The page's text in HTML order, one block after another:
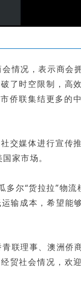
情况，表示商会
了时空限制，高
侨联集结更多的
交媒体进行宣传
家市场。
尔“货拉拉”物流
输成本，希望能
联理事、澳洲侨
贸社会情况，欢